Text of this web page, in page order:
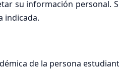
su información personal.
indicada.
de la persona